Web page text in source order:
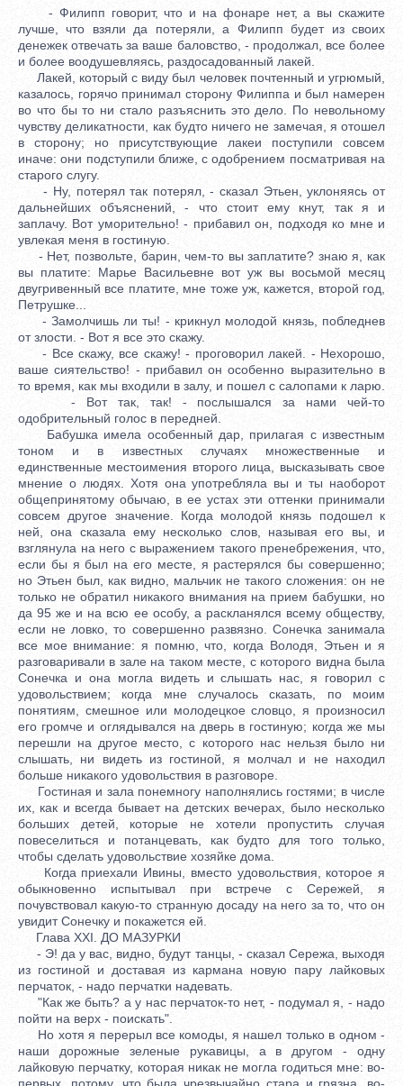
- Филипп говорит, что и на фонаре нет, а вы скажите
лучше, что взяли да потеряли, а Филипп будет из своих
денежек отвечать за ваше баловство, - продолжал, все более
и более воодушевляясь, раздосадованный лакей.
Лакей, который с виду был человек почтенный и угрюмый,
казалось, горячо принимал сторону Филиппа и был намерен
во что бы то ни стало разъяснить это дело. По невольному
чувству деликатности, как будто ничего не замечая, я отошел
в сторону; но присутствующие лакеи поступили совсем
иначе: они подступили ближе, с одобрением посматривая на
старого слугу.
- Ну, потерял так потерял, - сказал Этьен, уклоняясь от
дальнейших объяснений, - что стоит ему кнут, так я и
заплачу. Вот уморительно! - прибавил он, подходя ко мне и
увлекая меня в гостиную.
- Нет, позвольте, барин, чем-то вы заплатите? знаю я, как
вы платите: Марье Васильевне вот уж вы восьмой месяц
двугривенный все платите, мне тоже уж, кажется, второй год,
Петрушке...
- Замолчишь ли ты! - крикнул молодой князь, побледнев
от злости. - Вот я все это скажу.
- Все скажу, все скажу! - проговорил лакей. - Нехорошо,
ваше сиятельство! - прибавил он особенно выразительно в
то время, как мы входили в залу, и пошел с салопами к ларю.
- Вот так, так! - послышался за нами чей-то
одобрительный голос в передней.
Бабушка имела особенный дар, прилагая с известным
тоном и в известных случаях множественные и
единственные местоимения второго лица, высказывать свое
мнение о людях. Хотя она употребляла вы и ты наоборот
общепринятому обычаю, в ее устах эти оттенки принимали
совсем другое значение. Когда молодой князь подошел к
ней, она сказала ему несколько слов, называя его вы, и
взглянула на него с выражением такого пренебрежения, что,
если бы я был на его месте, я растерялся бы совершенно;
но Этьен был, как видно, мальчик не такого сложения: он не
только не обратил никакого внимания на прием бабушки, но
да 95 же и на всю ее особу, а раскланялся всему обществу,
если не ловко, то совершенно развязно. Сонечка занимала
все мое внимание: я помню, что, когда Володя, Этьен и я
разговаривали в зале на таком месте, с которого видна была
Сонечка и она могла видеть и слышать нас, я говорил с
удовольствием; когда мне случалось сказать, по моим
понятиям, смешное или молодецкое словцо, я произносил
его громче и оглядывался на дверь в гостиную; когда же мы
перешли на другое место, с которого нас нельзя было ни
слышать, ни видеть из гостиной, я молчал и не находил
больше никакого удовольствия в разговоре.
Гостиная и зала понемногу наполнялись гостями; в числе
их, как и всегда бывает на детских вечерах, было несколько
больших детей, которые не хотели пропустить случая
повеселиться и потанцевать, как будто для того только,
чтобы сделать удовольствие хозяйке дома.
Когда приехали Ивины, вместо удовольствия, которое я
обыкновенно испытывал при встрече с Сережей, я
почувствовал какую-то странную досаду на него за то, что он
увидит Сонечку и покажется ей.
Глава XXI. ДО МАЗУРКИ
- Э! да у вас, видно, будут танцы, - сказал Сережа, выходя
из гостиной и доставая из кармана новую пару лайковых
перчаток, - надо перчатки надевать.
"Как же быть? а у нас перчаток-то нет, - подумал я, - надо
пойти на верх - поискать".
Но хотя я перерыл все комоды, я нашел только в одном -
наши дорожные зеленые рукавицы, а в другом - одну
лайковую перчатку, которая никак не могла годиться мне: во-
первых, потому, что была чрезвычайно стара и грязна, во-